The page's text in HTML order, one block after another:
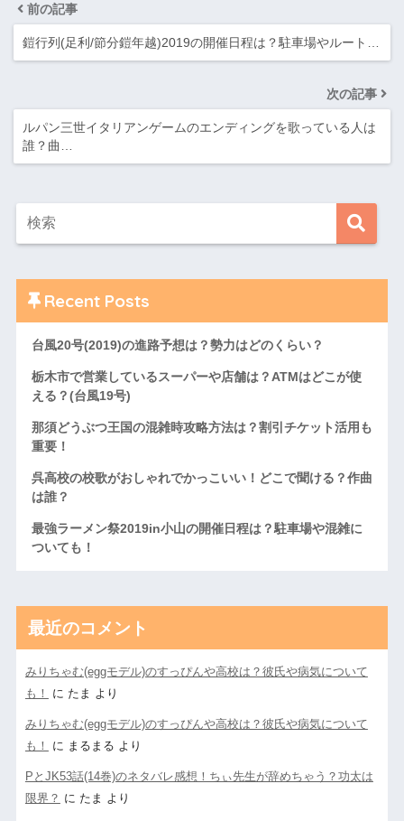
前の記事
鎧行列(足利/節分鎧年越)2019の開催日程は？駐車場やルート…
次の記事
ルパン三世イタリアンゲームのエンディングを歌っている人は
誰？曲…
Recent Posts
台風20号(2019)の進路予想は？勢力はどのくらい？
栃木市で営業しているスーパーや店舗は？ATMはどこが使
える？(台風19号)
那須どうぶつ王国の混雑時攻略方法は？割引チケット活用も
重要！
呉高校の校歌がおしゃれでかっこいい！どこで聞ける？作曲
は誰？
最強ラーメン祭2019in小山の開催日程は？駐車場や混雑に
ついても！
最近のコメント
みりちゃむ(eggモデル)のすっぴんや高校は？彼氏や病気について
も！
に たま より
みりちゃむ(eggモデル)のすっぴんや高校は？彼氏や病気について
も！
に まるまる より
PとJK53話(14巻)のネタバレ感想！ちぃ先生が辞めちゃう？功太は
限界？ に たま より